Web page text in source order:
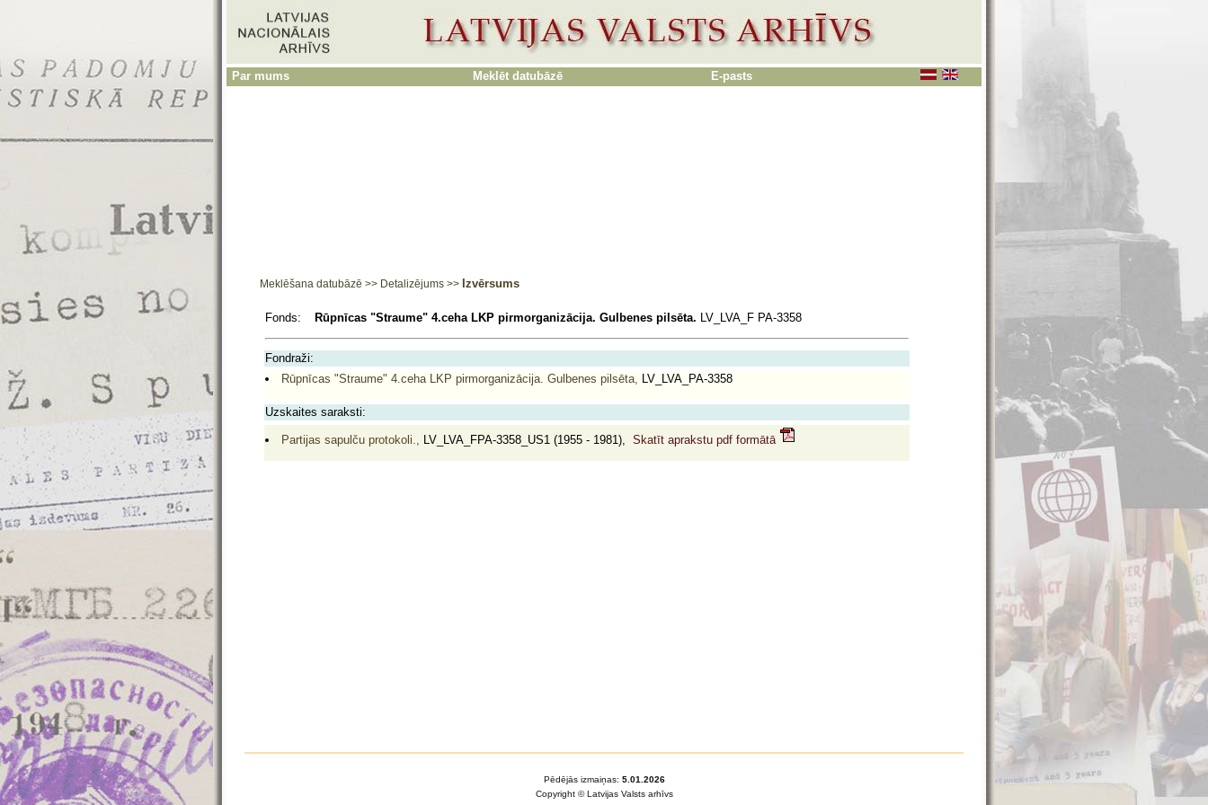
Par mums Meklēt datubāzē E-pasts
Meklēšana datubāzē >> Detalizējums >> Izvērsums
Fonds: Rūpnīcas "Straume" 4.ceha LKP pirmorganizācija. Gulbenes pilsēta. LV_LVA_F PA-3358
Fondraži:
Rūpnīcas "Straume" 4.ceha LKP pirmorganizācija. Gulbenes pilsēta, LV_LVA_PA-3358
Uzskaites saraksti:
Partijas sapulču protokoli., LV_LVA_FPA-3358_US1 (1955 - 1981), Skatīt aprakstu pdf formātā
Pēdējās izmaiņas: 5.01.2026
Copyright © Latvijas Valsts arhīvs